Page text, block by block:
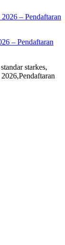
– Pendaftaran
starkes,